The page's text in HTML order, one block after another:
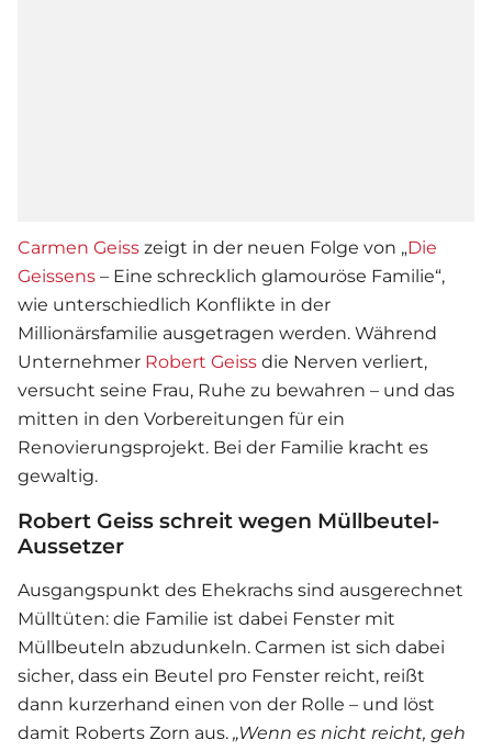
Carmen Geiss zeigt in der neuen Folge von „Die
Geissens – Eine schrecklich glamouröse Familie“,
wie unterschiedlich Konflikte in der
Millionärsfamilie ausgetragen werden. Während
Unternehmer Robert Geiss die Nerven verliert,
versucht seine Frau, Ruhe zu bewahren – und das
mitten in den Vorbereitungen für ein
Renovierungsprojekt. Bei der Familie kracht es
gewaltig.
Robert Geiss schreit wegen Müllbeutel-
Aussetzer
Ausgangspunkt des Ehekrachs sind ausgerechnet
Mülltüten: die Familie ist dabei Fenster mit
Müllbeuteln abzudunkeln. Carmen ist sich dabei
sicher, dass ein Beutel pro Fenster reicht, reißt
dann kurzerhand einen von der Rolle – und löst
damit Roberts Zorn aus. „Wenn es nicht reicht, geh